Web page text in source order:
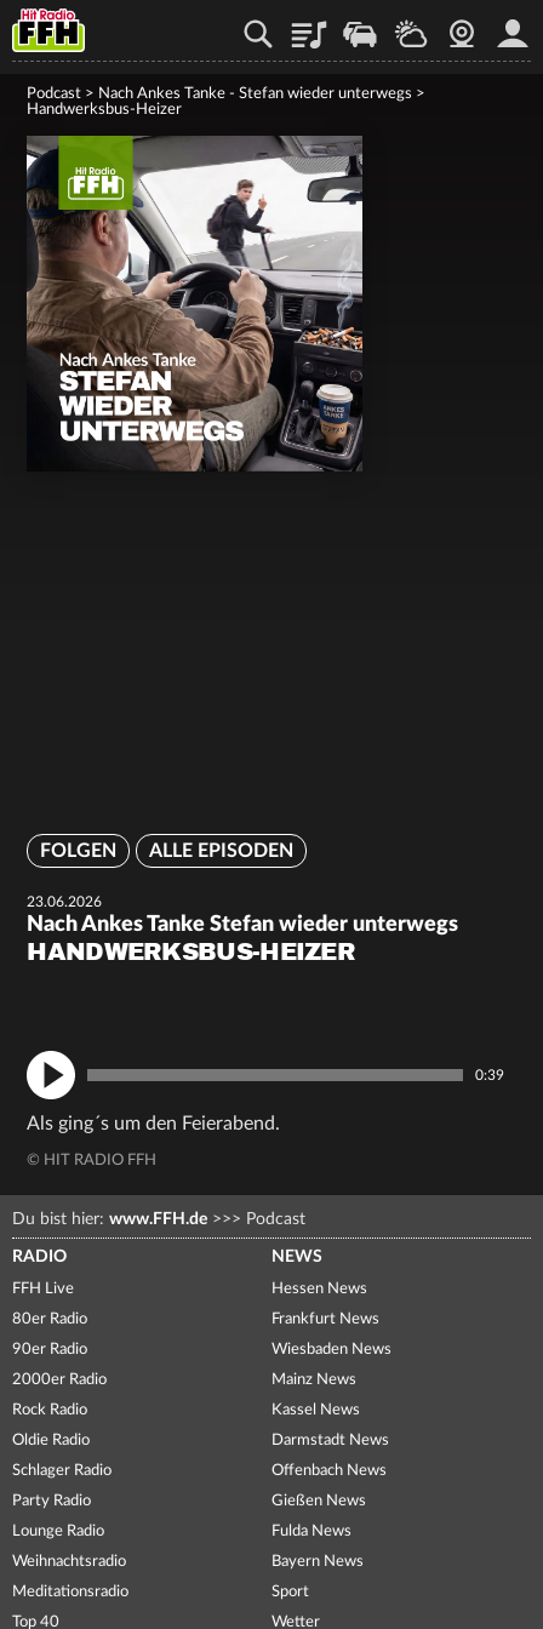
PlaylistStaupilotWetterWebcam
Podcast > Nach Ankes Tanke - Stefan wieder unterwegs >
Handwerksbus-Heizer
FOLGEN ALLE EPISODEN
23.06.2026
Nach Ankes Tanke Stefan wieder unterwegs
HANDWERKSBUS-HEIZER
0:39
Als ging´s um den Feierabend.
© HIT RADIO FFH
Du bist hier: www.FFH.de >>> Podcast
RADIO
FFH Live
80er Radio
90er Radio
2000er Radio
Rock Radio
Oldie Radio
Schlager Radio
Party Radio
Lounge Radio
Weihnachtsradio
Meditationsradio
Top 40
NEWS
Hessen News
Frankfurt News
Wiesbaden News
Mainz News
Kassel News
Darmstadt News
Offenbach News
Gießen News
Fulda News
Bayern News
Sport
Wetter